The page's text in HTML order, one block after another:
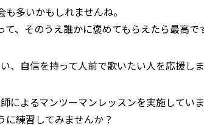
多いかもしれませんね。
、そのうえ誰かに褒めてもらえたら最高で
、自信を持って人前で歌いたい人を応援しま
によるマンツーマンレッスンを実施してい
に練習してみませんか？